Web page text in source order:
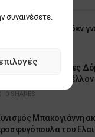
συναινέσετε.
Λίγα πράγματα που δεν
Σε τέλμα οι Υπηρεσίες
Ερωτήματα για το
0 SHARES
Μπακογιάννη
του